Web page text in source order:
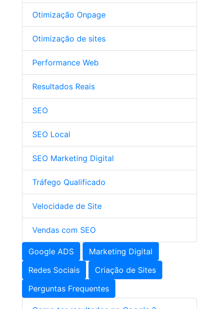
Otimização Onpage
Otimização de sites
Performance Web
Resultados Reais
SEO
SEO Local
SEO Marketing Digital
Tráfego Qualificado
Velocidade de Site
Vendas com SEO
Google ADS
Marketing Digital
Redes Sociais
Criação de Sites
Perguntas Frequentes